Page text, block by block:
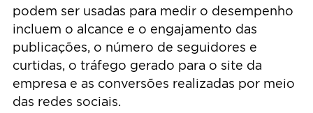
podem ser usadas para medir o desempenho
incluem o alcance e o engajamento das
publicações, o número de seguidores e
curtidas, o tráfego gerado para o site da
empresa e as conversões realizadas por meio
das redes sociais.